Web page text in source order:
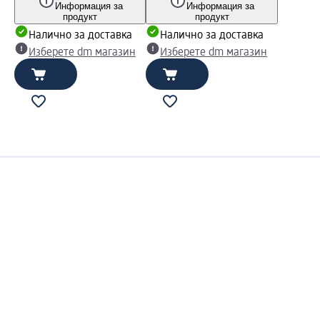
Информация за
продукт
Налично за доставка
Изберете dm магазин
Информация за
продукт
Налично за доставка
Изберете dm магазин